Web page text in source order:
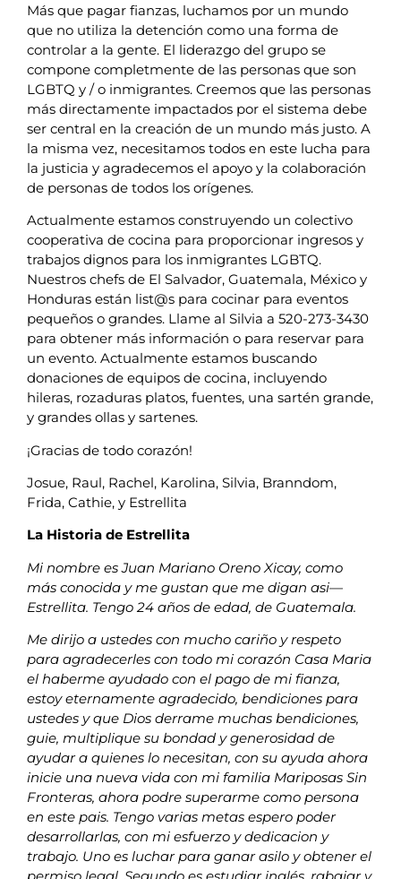
Más que pagar fianzas, luchamos por un mundo
que no utiliza la detención como una forma de
controlar a la gente. El liderazgo del grupo se
compone completmente de las personas que son
LGBTQ y / o inmigrantes. Creemos que las personas
más directamente impactados por el sistema debe
ser central en la creación de un mundo más justo. A
la misma vez, necesitamos todos en este lucha para
la justicia y agradecemos el apoyo y la colaboración
de personas de todos los orígenes.
Actualmente estamos construyendo un colectivo
cooperativa de cocina para proporcionar ingresos y
trabajos dignos para los inmigrantes LGBTQ.
Nuestros chefs de El Salvador, Guatemala, México y
Honduras están list@s para cocinar para eventos
pequeños o grandes. Llame al Silvia a 520-273-3430
para obtener más información o para reservar para
un evento. Actualmente estamos buscando
donaciones de equipos de cocina, incluyendo
hileras, rozaduras platos, fuentes, una sartén grande,
y grandes ollas y sartenes.
¡Gracias de todo corazón!
Josue, Raul, Rachel, Karolina, Silvia, Branndom,
Frida, Cathie, y Estrellita
La Historia de Estrellita
Mi nombre es Juan Mariano Oreno Xicay, como
más conocida y me gustan que me digan asi—
Estrellita. Tengo 24 años de edad, de Guatemala.
Me dirijo a ustedes con mucho cariño y respeto
para agradecerles con todo mi corazón Casa Maria
el haberme ayudado con el pago de mi fianza,
estoy eternamente agradecido, bendiciones para
ustedes y que Dios derrame muchas bendiciones,
guie, multiplique su bondad y generosidad de
ayudar a quienes lo necesitan, con su ayuda ahora
inicie una nueva vida con mi familia Mariposas Sin
Fronteras, ahora podre superarme como persona
en este pais. Tengo varias metas espero poder
desarrollarlas, con mi esfuerzo y dedicacion y
trabajo. Uno es luchar para ganar asilo y obtener el